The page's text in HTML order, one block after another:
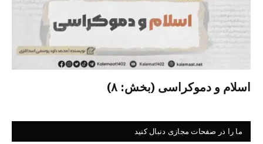
اسلام و دموکراسی (بخش: ۸)
ما را در صفحات مجازی دنبال کنید